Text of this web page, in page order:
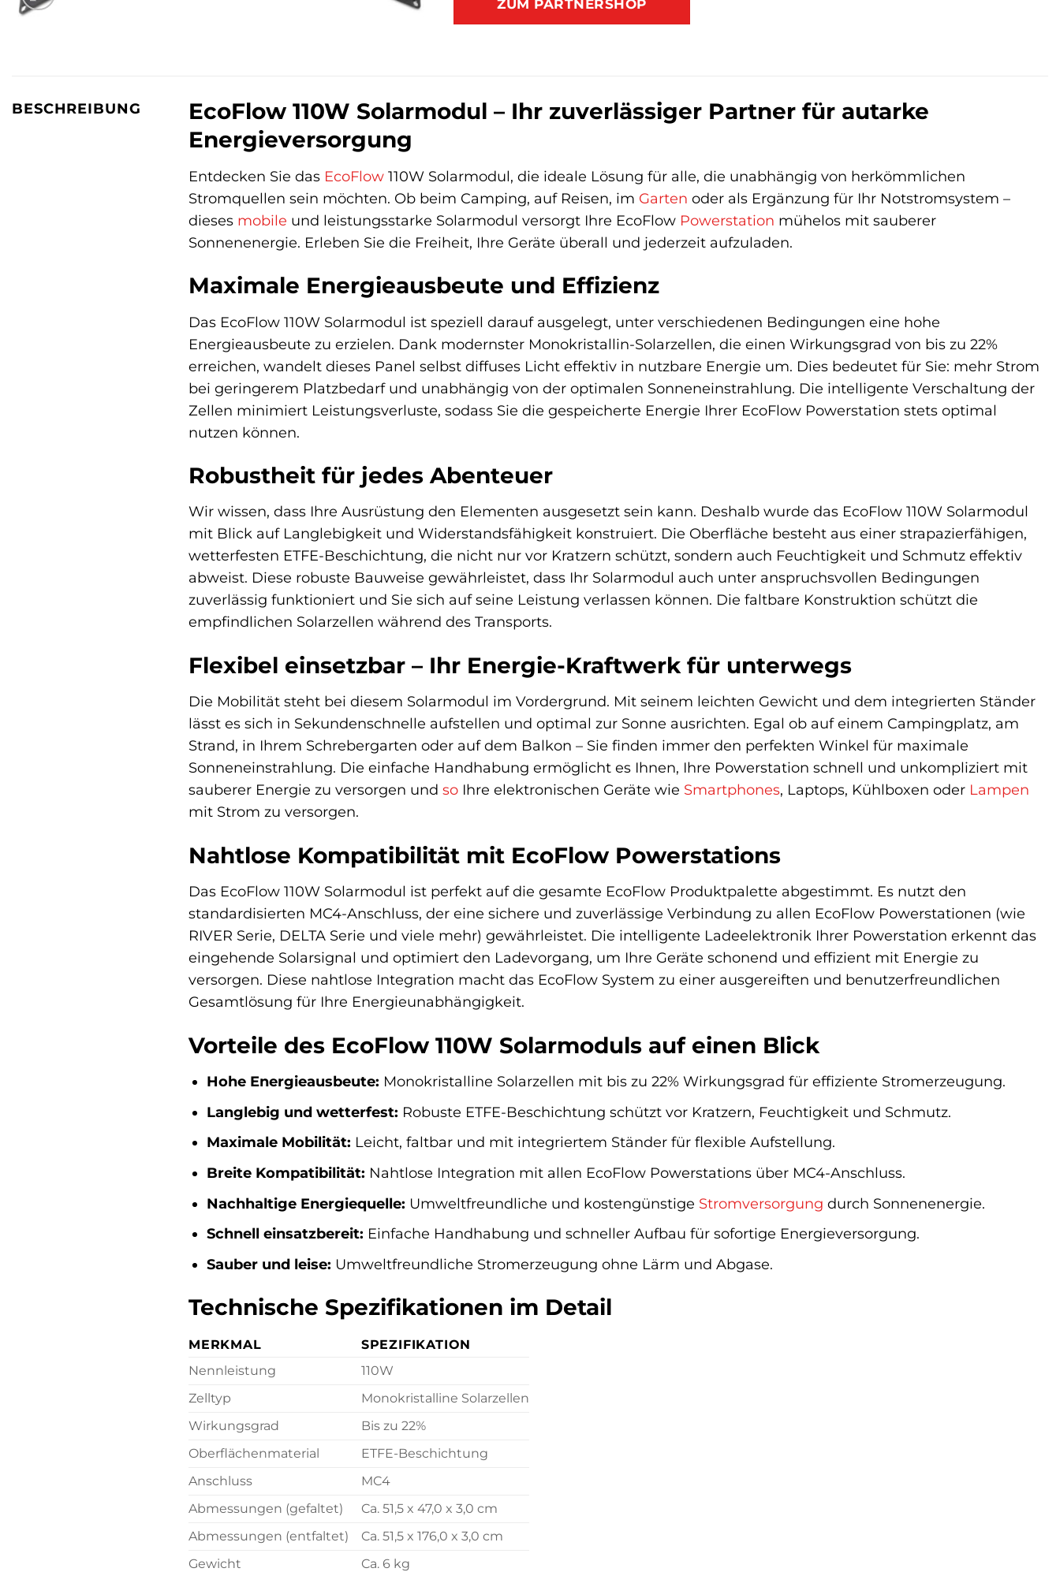
ZUM PARTNERSHOP
BESCHREIBUNG
EcoFlow 110W Solarmodul – Ihr zuverlässiger Partner für autarke
Energieversorgung
Entdecken Sie das EcoFlow 110W Solarmodul, die ideale Lösung für alle, die unabhängig von herkömmlichen
Stromquellen sein möchten. Ob beim Camping, auf Reisen, im Garten oder als Ergänzung für Ihr Notstromsystem –
dieses mobile und leistungsstarke Solarmodul versorgt Ihre EcoFlow Powerstation mühelos mit sauberer
Sonnenenergie. Erleben Sie die Freiheit, Ihre Geräte überall und jederzeit aufzuladen.
Maximale Energieausbeute und Effizienz
Das EcoFlow 110W Solarmodul ist speziell darauf ausgelegt, unter verschiedenen Bedingungen eine hohe
Energieausbeute zu erzielen. Dank modernster Monokristallin-Solarzellen, die einen Wirkungsgrad von bis zu 22%
erreichen, wandelt dieses Panel selbst diffuses Licht effektiv in nutzbare Energie um. Dies bedeutet für Sie: mehr Strom
bei geringerem Platzbedarf und unabhängig von der optimalen Sonneneinstrahlung. Die intelligente Verschaltung der
Zellen minimiert Leistungsverluste, sodass Sie die gespeicherte Energie Ihrer EcoFlow Powerstation stets optimal
nutzen können.
Robustheit für jedes Abenteuer
Wir wissen, dass Ihre Ausrüstung den Elementen ausgesetzt sein kann. Deshalb wurde das EcoFlow 110W Solarmodul
mit Blick auf Langlebigkeit und Widerstandsfähigkeit konstruiert. Die Oberfläche besteht aus einer strapazierfähigen,
wetterfesten ETFE-Beschichtung, die nicht nur vor Kratzern schützt, sondern auch Feuchtigkeit und Schmutz effektiv
abweist. Diese robuste Bauweise gewährleistet, dass Ihr Solarmodul auch unter anspruchsvollen Bedingungen
zuverlässig funktioniert und Sie sich auf seine Leistung verlassen können. Die faltbare Konstruktion schützt die
empfindlichen Solarzellen während des Transports.
Flexibel einsetzbar – Ihr Energie-Kraftwerk für unterwegs
Die Mobilität steht bei diesem Solarmodul im Vordergrund. Mit seinem leichten Gewicht und dem integrierten Ständer
lässt es sich in Sekundenschnelle aufstellen und optimal zur Sonne ausrichten. Egal ob auf einem Campingplatz, am
Strand, in Ihrem Schrebergarten oder auf dem Balkon – Sie finden immer den perfekten Winkel für maximale
Sonneneinstrahlung. Die einfache Handhabung ermöglicht es Ihnen, Ihre Powerstation schnell und unkompliziert mit
sauberer Energie zu versorgen und so Ihre elektronischen Geräte wie Smartphones, Laptops, Kühlboxen oder Lampen
mit Strom zu versorgen.
Nahtlose Kompatibilität mit EcoFlow Powerstations
Das EcoFlow 110W Solarmodul ist perfekt auf die gesamte EcoFlow Produktpalette abgestimmt. Es nutzt den
standardisierten MC4-Anschluss, der eine sichere und zuverlässige Verbindung zu allen EcoFlow Powerstationen (wie
RIVER Serie, DELTA Serie und viele mehr) gewährleistet. Die intelligente Ladeelektronik Ihrer Powerstation erkennt das
eingehende Solarsignal und optimiert den Ladevorgang, um Ihre Geräte schonend und effizient mit Energie zu
versorgen. Diese nahtlose Integration macht das EcoFlow System zu einer ausgereiften und benutzerfreundlichen
Gesamtlösung für Ihre Energieunabhängigkeit.
Vorteile des EcoFlow 110W Solarmoduls auf einen Blick
Hohe Energieausbeute: Monokristalline Solarzellen mit bis zu 22% Wirkungsgrad für effiziente Stromerzeugung.
Langlebig und wetterfest: Robuste ETFE-Beschichtung schützt vor Kratzern, Feuchtigkeit und Schmutz.
Maximale Mobilität: Leicht, faltbar und mit integriertem Ständer für flexible Aufstellung.
Breite Kompatibilität: Nahtlose Integration mit allen EcoFlow Powerstations über MC4-Anschluss.
Nachhaltige Energiequelle: Umweltfreundliche und kostengünstige Stromversorgung durch Sonnenenergie.
Schnell einsatzbereit: Einfache Handhabung und schneller Aufbau für sofortige Energieversorgung.
Sauber und leise: Umweltfreundliche Stromerzeugung ohne Lärm und Abgase.
Technische Spezifikationen im Detail
MERKMAL
SPEZIFIKATION
Nennleistung
110W
Zelltyp
Monokristalline Solarzellen
Wirkungsgrad
Bis zu 22%
Oberflächenmaterial
ETFE-Beschichtung
Anschluss
MC4
Abmessungen (gefaltet)
Ca. 51,5 x 47,0 x 3,0 cm
Abmessungen (entfaltet)
Ca. 51,5 x 176,0 x 3,0 cm
Gewicht
Ca. 6 kg